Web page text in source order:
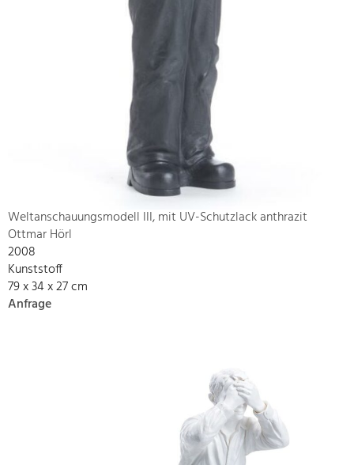
Weltanschauungsmodell III, mit UV-Schutzlack anthrazit
Ottmar Hörl
2008
Kunststoff
79 x 34 x 27 cm
Anfrage